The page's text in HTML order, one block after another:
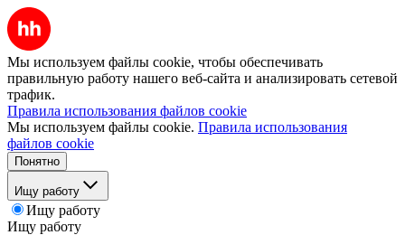
Мы используем файлы cookie, чтобы обеспечивать
правильную работу нашего веб-сайта и анализировать сетевой
трафик.
Правила использования файлов cookie
Мы используем файлы cookie. Правила использования
файлов cookie
Понятно
Ищу работу
Ищу работу
Ищу работу